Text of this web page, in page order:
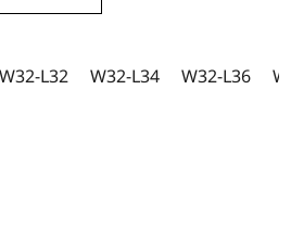
W32-L32 W32-L34 W32-L36